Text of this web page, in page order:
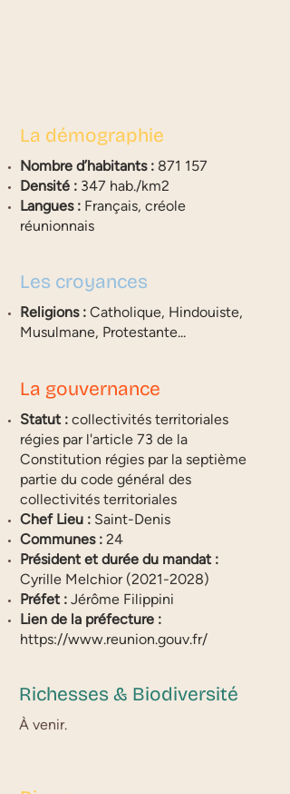
La démographie
Nombre d’habitants : 871 157
Densité : 347 hab./km2
Langues : Français, créole
réunionnais
Les croyances
Religions : Catholique, Hindouiste,
Musulmane, Protestante...
La gouvernance
Statut : collectivités territoriales
régies par l'article 73 de la
Constitution régies par la septième
partie du code général des
collectivités territoriales
Chef Lieu : Saint-Denis
Communes : 24
Président et durée du mandat :
Cyrille Melchior (2021-2028)
Préfet : Jérôme Filippini
Lien de la préfecture :
https://www.reunion.gouv.fr/
Richesses & Biodiversité
À venir.